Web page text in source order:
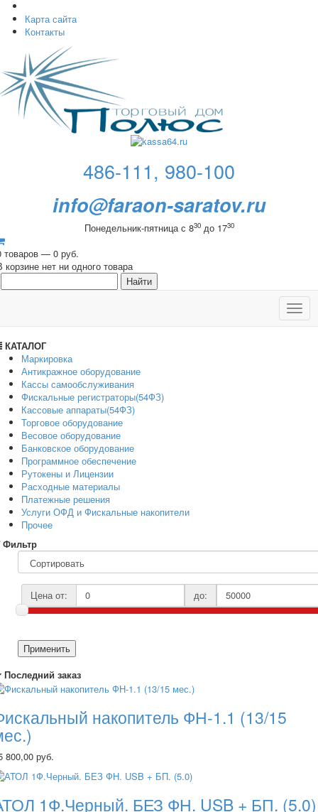
Карта сайта
Контакты
486-111, 980-100
info@faraon-saratov.ru
Понедельник-пятница с 830до 1730
товаров — 0 руб.
корзине нет ни одного товара
КАТАЛОГ
Маркировка
Антикражное оборудование
Кассы самообслуживания
Фискальные регистраторы(54ФЗ)
Кассовые аппараты(54ФЗ)
Торговое оборудование
Весовое оборудование
Банковское оборудование
Программное обеспечение
Рутокены и Лицензии
Расходные материалы
Платежные решения
Услуги ОФД и Фискальные накопители
Прочее
Фильтр
Цена от: до:
Применить
Последний заказ
накопитель ФН-1.1 (13/15
800,00 руб.
1Ф.Черный. БЕЗ ФН. USB + БП. (5.0)